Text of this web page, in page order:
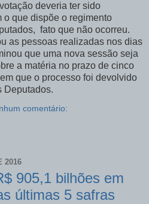
deveria ter sido
o que dispõe o regimento
fato que não ocorreu.
as pessoas realizadas nos dias
que uma nova sessão seja
a matéria no prazo de cinco
que o processo foi devolvido
Deputados.
comentário:
2016
905,1 bilhões em
últimas 5 safras